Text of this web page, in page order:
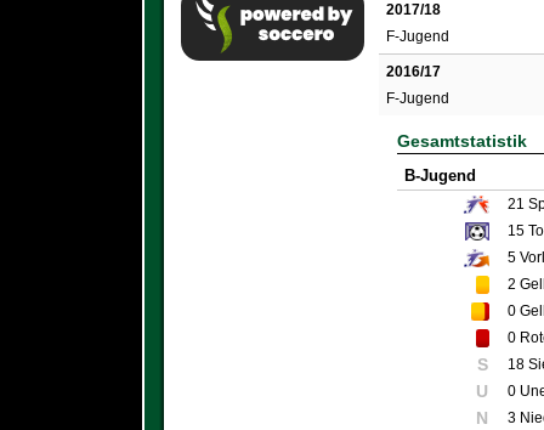
2017/18
F-Jugend
2016/17
F-Jugend
Gesamtstatistik
B-Jugend
21
15
5
2
0
0
S 18
U 0
N 3